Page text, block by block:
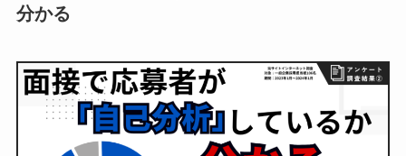
分かる